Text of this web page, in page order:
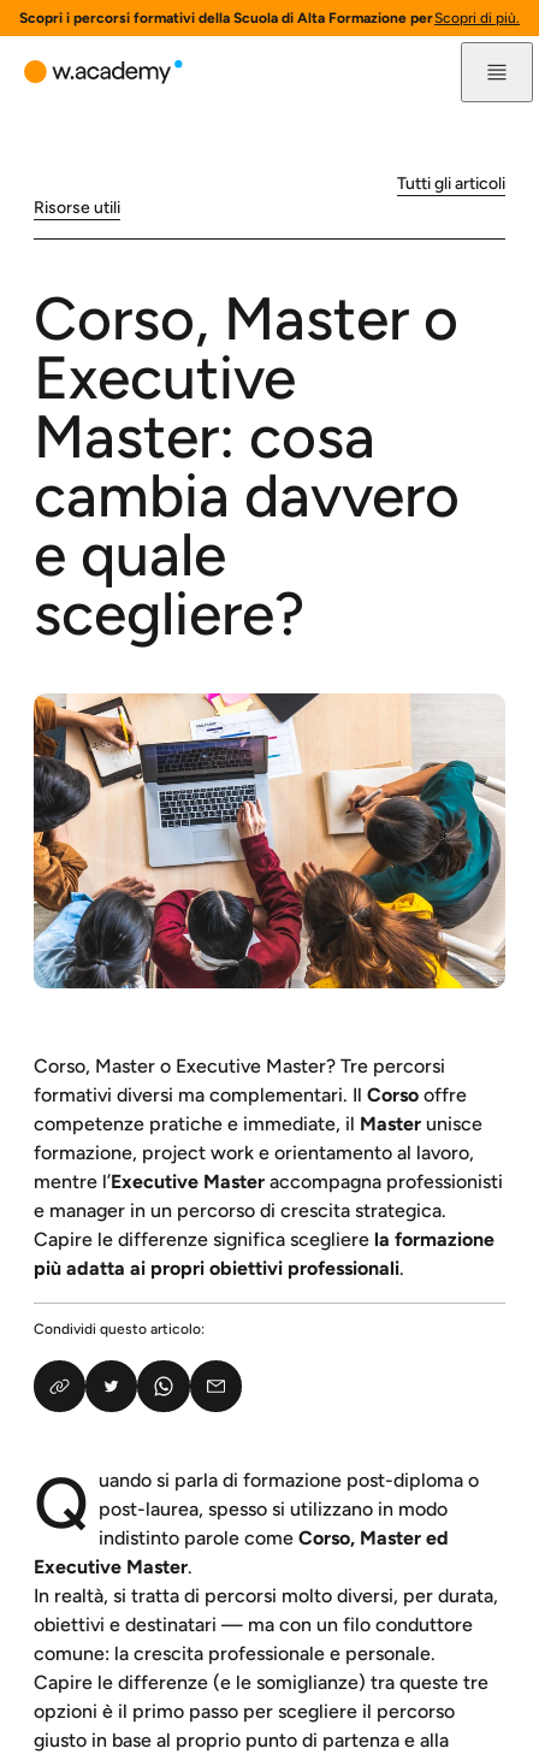
Scopri i percorsi formativi della Scuola di Alta Formazione per l'innovazione
Scopri di più.
Risorse utili
Tutti gli articoli
Corso, Master o
Executive
Master: cosa
cambia davvero
e quale
scegliere?
Corso, Master o Executive Master? Tre percorsi
formativi diversi ma complementari. Il Corso offre
competenze pratiche e immediate, il Master unisce
formazione, project work e orientamento al lavoro,
mentre l’Executive Master accompagna professionisti
e manager in un percorso di crescita strategica.
Capire le differenze significa scegliere la formazione
più adatta ai propri obiettivi professionali.
Condividi questo articolo:
Q uando si parla di formazione post-diploma o
post-laurea, spesso si utilizzano in modo
indistinto parole come Corso, Master ed
Executive Master.
In realtà, si tratta di percorsi molto diversi, per durata,
obiettivi e destinatari — ma con un filo conduttore
comune: la crescita professionale e personale.
Capire le differenze (e le somiglianze) tra queste tre
opzioni è il primo passo per scegliere il percorso
giusto in base al proprio punto di partenza e alla